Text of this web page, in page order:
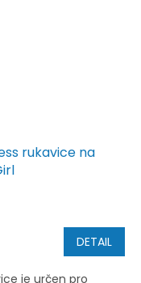
rukavice na
DETAIL
je určen pro